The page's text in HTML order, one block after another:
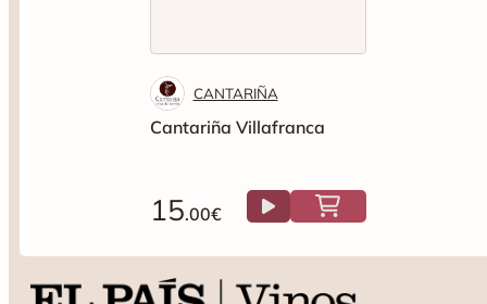
CANTARIÑA
Cantariña Villafranca
15.00€